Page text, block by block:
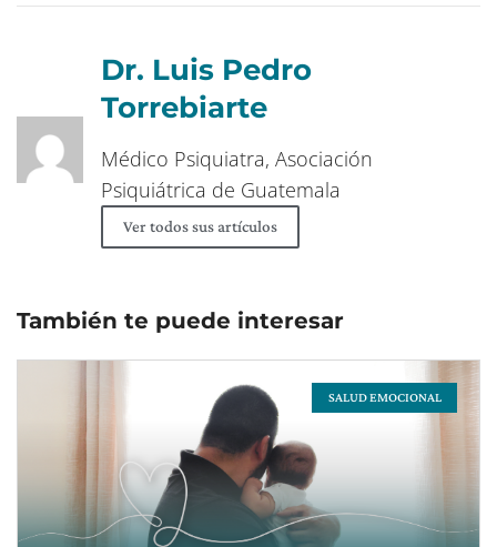
Dr. Luis Pedro
Torrebiarte
Médico Psiquiatra, Asociación
Psiquiátrica de Guatemala
Ver todos sus artículos
También te puede interesar
SALUD EMOCIONAL
Page PagePage Page